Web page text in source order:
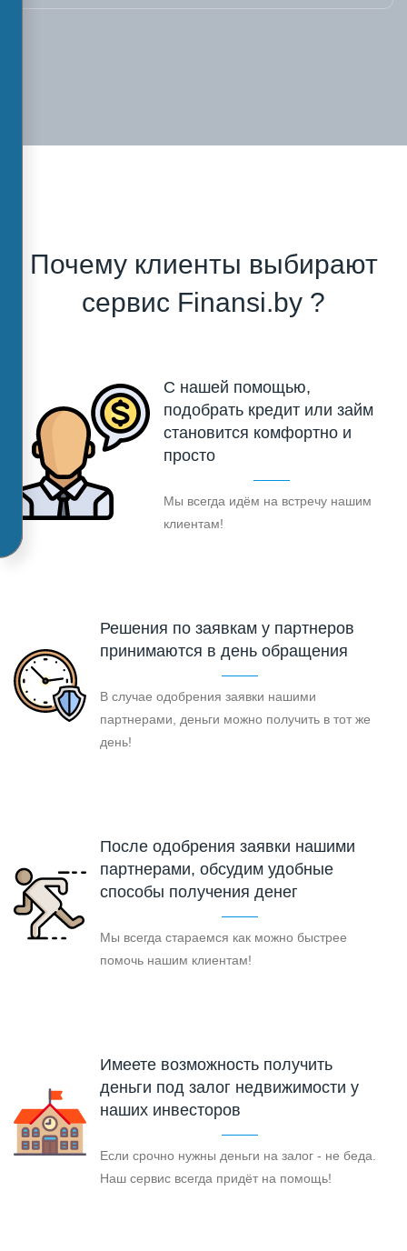
Почему клиенты выбирают
сервис Finansi.by ?
С нашей помощью,
подобрать кредит или займ
становится комфортно и
просто
Мы всегда идём на встречу нашим
клиентам!
Решения по заявкам у партнеров
принимаются в день обращения
В случае одобрения заявки нашими
партнерами, деньги можно получить в тот же
день!
После одобрения заявки нашими
партнерами, обсудим удобные
способы получения денег
Мы всегда стараемся как можно быстрее
помочь нашим клиентам!
Имеете возможность получить
деньги под залог недвижимости у
наших инвесторов
Если срочно нужны деньги на залог - не беда.
Наш сервис всегда придёт на помощь!